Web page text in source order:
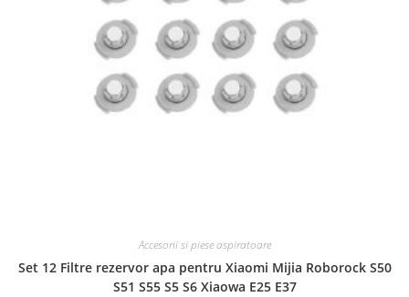
Accesorii si piese aspiratoare
Set 12 Filtre rezervor apa pentru Xiaomi Mijia Roborock S50
S51 S55 S5 S6 Xiaowa E25 E37